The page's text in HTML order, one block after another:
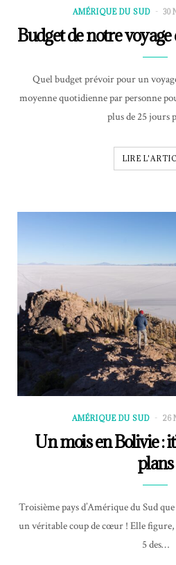
AMÉRIQUE DU SUD 30
Budget de notre voyage
Quel budget prévoir pour un
moyenne quotidienne par personne
plus de 25 jours
LIRE
AMÉRIQUE DU SUD 26
Un mois en Bolivie :
plans
Troisième pays d’Amérique du Sud
un véritable coup de cœur ! Elle figure,
5 des…